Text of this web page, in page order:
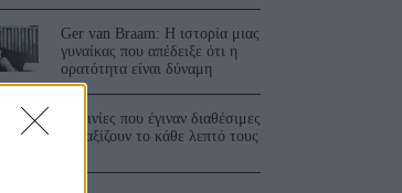
Ger van Braam: Η ιστορία μιας
γυναίκας που απέδειξε ότι η
ορατότητα είναι δύναμη
3 ταινίες που έγιναν διαθέσιμες
και αξίζουν το κάθε λεπτό τους